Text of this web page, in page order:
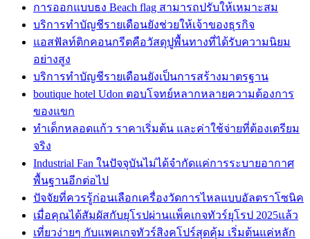
การออกแบบธง Beach flag สามารถปรับให้เหมาะสม
บริการทำบัญชีรายเดือนยังช่วยให้เจ้าของธุรกิจ
แอสฟัลท์ติกคอนกรีตคือวัสดุปูพื้นทางที่ได้รับความนิยม
อย่างสูง
บริการทำบัญชีรายเดือนยังเป็นการสร้างมาตรฐาน
boutique hotel Udon ตอบโจทย์หลากหลายความต้องการ
ของแขก
ทำเด็กหลอดแก้ว ราคาเริ่มต้น และค่าใช้จ่ายที่ต้องเตรียม
จริง
Industrial Fan ในปัจจุบันไม่ได้จำกัดแค่การระบายอากาศ
พื้นฐานอีกต่อไป
ปัจจัยที่ควรรู้ก่อนเลือกเครื่องวัดการไหลแบบอัลตราโซนิค
เมื่อคุณได้สัมผัสกับยุโรปผ่านแพ็คเกจทัวร์ยุโรป 2025แล้ว
เที่ยวง่ายๆ กับแพคเกจทัวร์สิงคโปร์สุดคุ้ม เริ่มต้นแค่หลัก